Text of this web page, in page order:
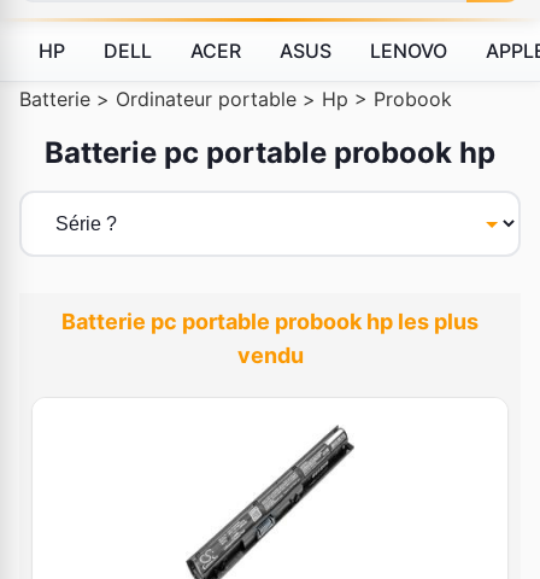
HP DELL ACER ASUS LENOVO
Batterie > Ordinateur portable > Hp > Probook
Batterie pc portable probook hp
Batterie pc portable probook hp les plus
vendu